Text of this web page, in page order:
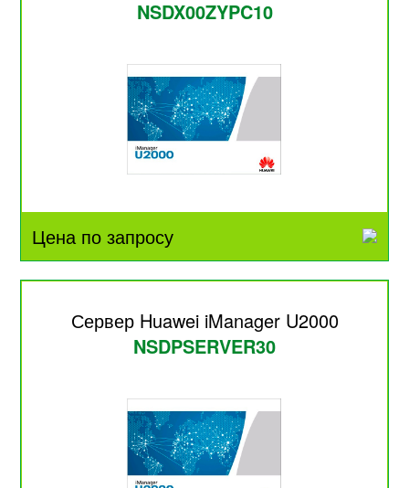
NSDX00ZYPC10
Цена по запросу
Сервер Huawei iManager U2000
NSDPSERVER30